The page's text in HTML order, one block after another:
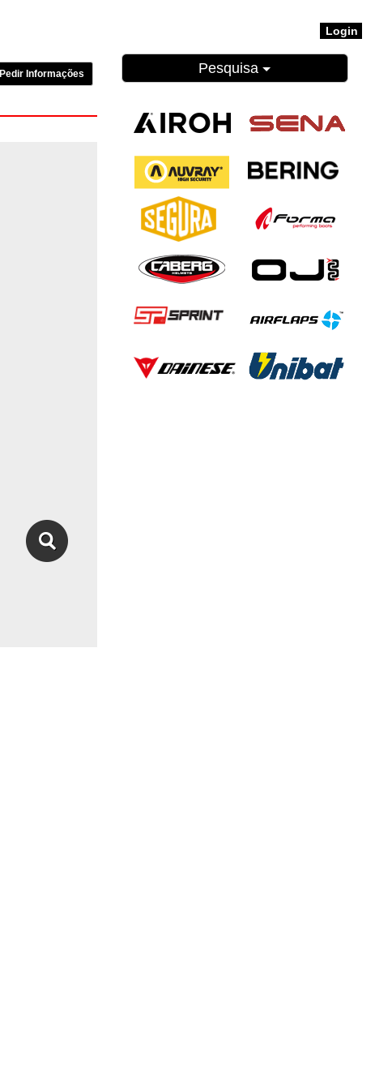
Login
Pedir Informações Pesquisa